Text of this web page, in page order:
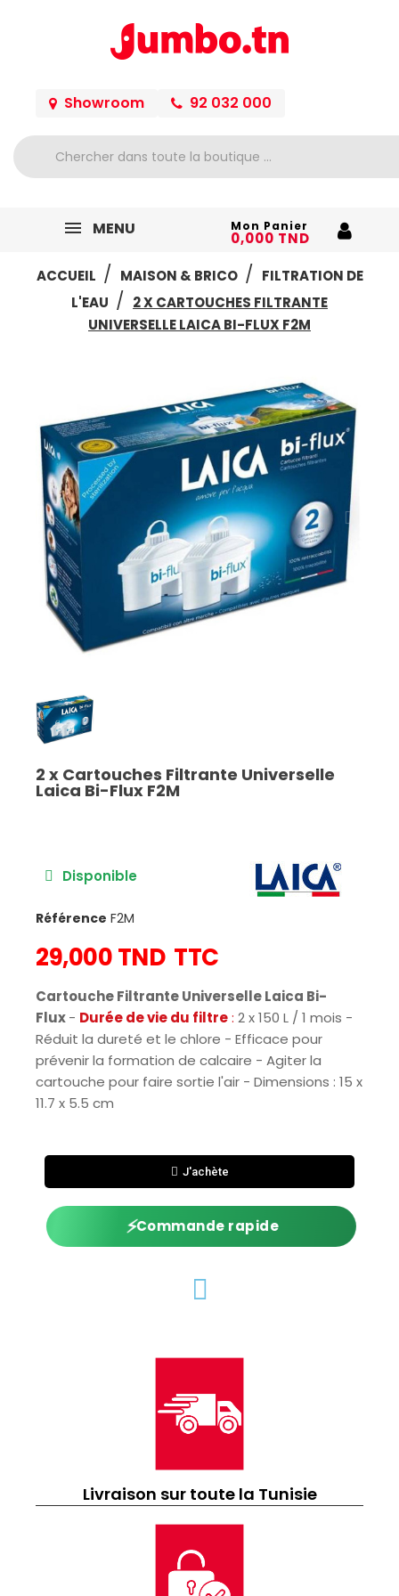
Showroom 92 032 000
MENU Mon Panier
0,000 TND
ACCUEIL
MAISON & BRICO
FILTRATION DE
L'EAU
2 X CARTOUCHES FILTRANTE
UNIVERSELLE LAICA BI-FLUX F2M
2 x Cartouches Filtrante Universelle
Laica Bi-Flux F2M
Disponible
Référence F2M
29,000 TND TTC
Cartouche Filtrante Universelle Laica Bi-
Flux- Durée de vie du filtre: 2 x 150 L / 1 mois -
Réduit la dureté et le chlore - Efficace pour
prévenir la formation de calcaire - Agiter la
cartouche pour faire sortie l'air - Dimensions : 15 x
11.7 x 5.5 cm
J'achète
⚡Commande rapide
Livraison sur toute la Tunisie